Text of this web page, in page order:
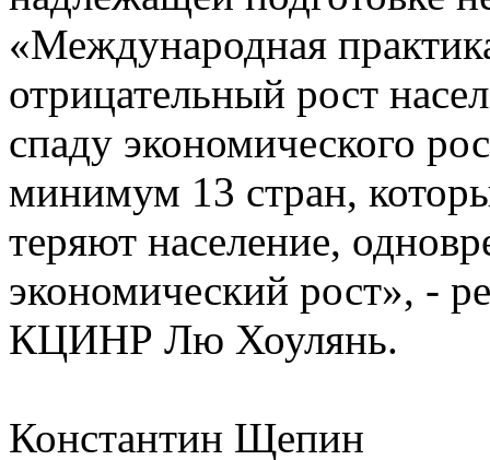
«Международная
отрицательный рост
спаду экономического
минимум 13 стран,
теряют население,
экономический рост», -
КЦИНР Лю Хоулянь.
Константин Щепин